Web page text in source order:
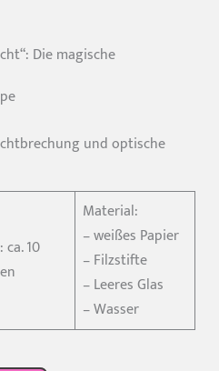
Die magische
und optische
ca. 10
Material:
– weißes Papier
– Filzstifte
– Leeres Glas
– Wasser